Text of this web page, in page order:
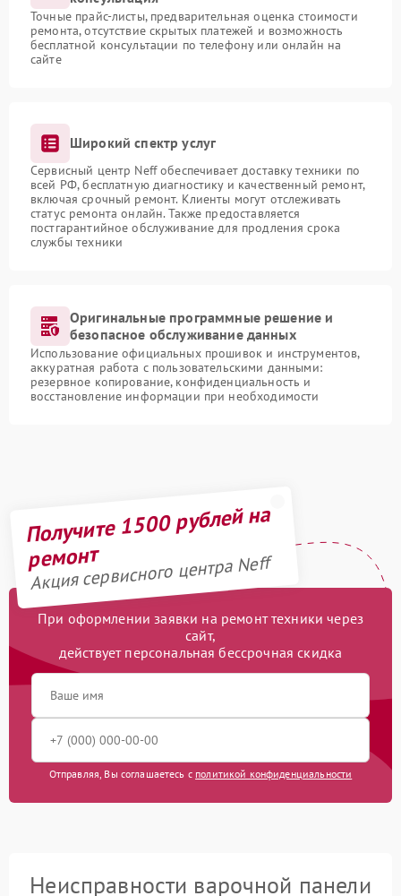
Точные прайс-листы, предварительная оценка стоимости
ремонта, отсутствие скрытых платежей и возможность
бесплатной консультации по телефону или онлайн на
сайте
Широкий спектр услуг
Сервисный центр Neff обеспечивает доставку техники по
всей РФ, бесплатную диагностику и качественный ремонт,
включая срочный ремонт. Клиенты могут отслеживать
статус ремонта онлайн. Также предоставляется
постгарантийное обслуживание для продления срока
службы техники
Оригинальные программные решение и
безопасное обслуживание данных
Использование официальных прошивок и инструментов,
аккуратная работа с пользовательскими данными:
резервное копирование, конфиденциальность и
восстановление информации при необходимости
Получите 1500 рублей на
ремонт
Акция сервисного центра Neff
При оформлении заявки на ремонт техники через
сайт,
действует персональная бессрочная скидка
Отправляя, Вы соглашаетесь с политикой конфиденциальности
Неисправности варочной панели